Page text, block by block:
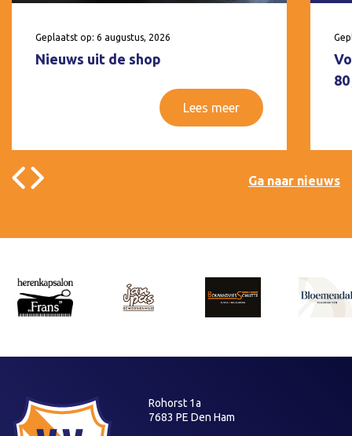
Geplaatst op: 6 augustus, 2026
Nieuws uit de shop
Lees meer
Ga naar nieuws
Rohorst 1a
7683 PE Den Ham